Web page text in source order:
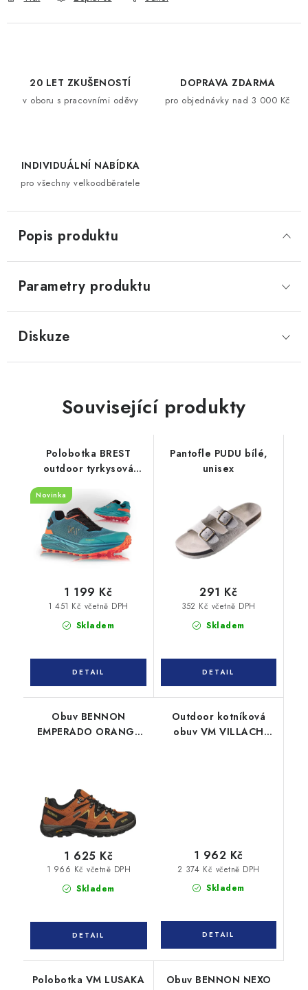
20 LET ZKUŠENOSTÍ
v oboru s pracovními oděvy
DOPRAVA ZDARMA
pro objednávky nad 3 000 Kč
INDIVIDUÁLNÍ NABÍDKA
pro všechny velkoodběratele
Popis produktu
Parametry produktu
Diskuze
Související produkty
Polobotka BREST
outdoor tyrkysová
6735-12
Novinka
Skladem
1 451 Kč včetně DPH
1 199 Kč
Pantofle PUDU bílé,
unisex
Skladem
352 Kč včetně DPH
291 Kč
Obuv BENNON
EMPERADO ORANGE
Skladem
1 966 Kč včetně DPH
1 625 Kč
Outdoor kotníková
obuv VM VILLACH
Skladem
2 374 Kč včetně DPH
1 962 Kč
Polobotka VM LUSAKA
Obuv BENNON NEXO